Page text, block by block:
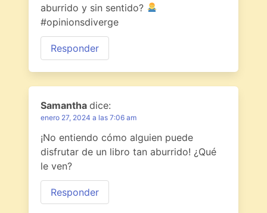
aburrido y sin sentido?
#opinionsdiverge
Responder
Samantha dice:
enero 27, 2024 a las 7:06 am
¡No entiendo cómo alguien puede
disfrutar de un libro tan aburrido! ¿Qué
le ven?
Responder